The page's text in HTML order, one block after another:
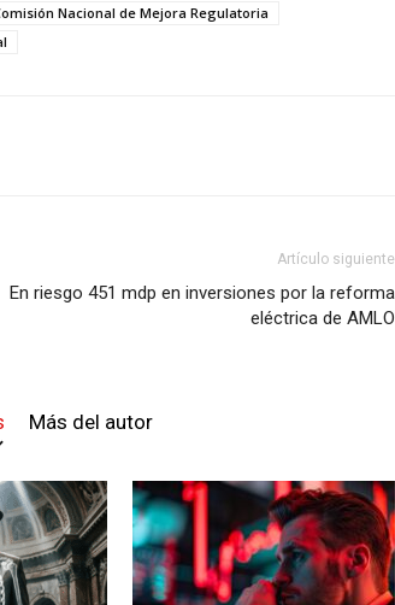
Nacional de Mejora Regulatoria
Artículo siguiente
En riesgo 451 mdp en inversiones por la reforma
eléctrica de AMLO
Más del autor